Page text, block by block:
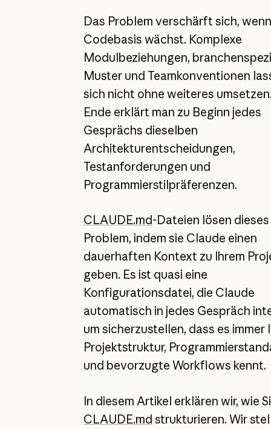
Das Problem verschärft sich,
Codebasis wächst. Komplexe
Modulbeziehungen,
Muster und Teamkonventionen
sich nicht ohne weiteres
Ende erklärt man zu Beginn jedes
Gesprächs dieselben
Architekturentscheidungen,
Testanforderungen und
Programmierstilpräferenzen.
CLAUDE.md-Dateien lösen dieses
Problem, indem sie Claude einen
dauerhaften Kontext zu Ihrem
geben. Es ist quasi eine
Konfigurationsdatei, die Claude
automatisch in jedes Gespräch
um sicherzustellen, dass es immer
Projektstruktur,
und bevorzugte Workflows kennt.
In diesem Artikel erklären wir, wie
CLAUDE.md strukturieren. Wir